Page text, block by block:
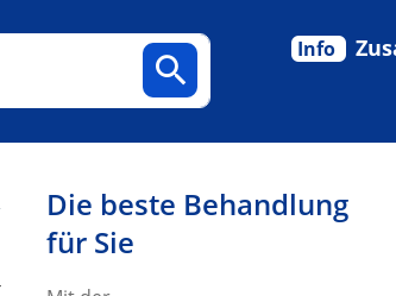
Info
Die beste Behandlung
für Sie